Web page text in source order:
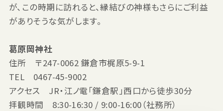
が、この時期に訪れると、縁結びの神様もさらにご利益
がありそうな気がします。
葛原岡神社
住所 〒247-0062 鎌倉市梶原5-9-1
TEL 0467-45-9002
アクセス JR・江ノ電「鎌倉駅」西口から徒歩30分
拝観時間 8:30-16:30 / 9:00-16:00（社務所）